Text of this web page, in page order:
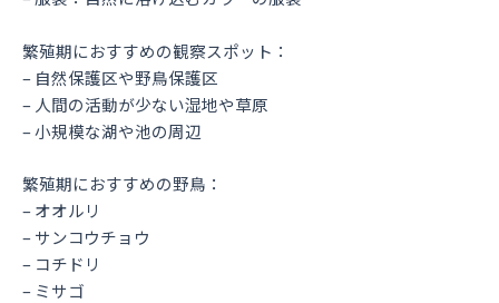
繁殖期におすすめの観察スポット：
– 自然保護区や野鳥保護区
– 人間の活動が少ない湿地や草原
– 小規模な湖や池の周辺
繁殖期におすすめの野鳥：
– オオルリ
– サンコウチョウ
– コチドリ
– ミサゴ